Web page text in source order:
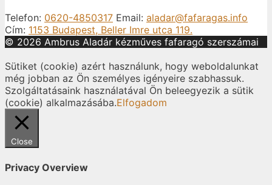
Telefon: 0620-4850317 Email: aladar@fafaragas.info
Cím: 1153 Budapest, Beller Imre utca 119.
© 2026 Ambrus Aladár kézműves fafaragó szerszámai
Sütiket (cookie) azért használunk, hogy weboldalunkat
még jobban az Ön személyes igényeire szabhassuk.
Szolgáltatásaink használatával Ön beleegyezik a sütik
(cookie) alkalmazásába.Elfogadom
Close
Privacy Overview